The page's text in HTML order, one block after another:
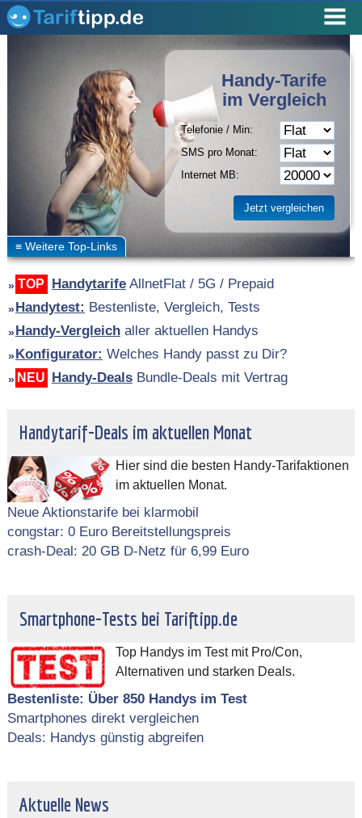
Handy-Tarife
im Vergleich
Telefonie / Min:
SMS pro Monat:
Internet MB:
TOP HandytarifeAllnetFlat / 5G / Prepaid
Handytest: Bestenliste, Vergleich, Tests
Handy-Vergleichaller aktuellen Handys
Konfigurator: Welches Handy passt zu Dir?
NEU Handy-DealsBundle-Deals mit Vertrag
Handytarif-Deals im aktuellen Monat
Hier sind die besten Handy-Tarifaktionen
im aktuellen Monat.
Neue Aktionstarife bei klarmobil
congstar: 0 Euro Bereitstellungspreis
crash-Deal: 20 GB D-Netz für 6,99 Euro
Smartphone-Tests bei Tariftipp.de
Top Handys im Test mit Pro/Con,
Alternativen und starken Deals.
Bestenliste: Über 850 Handys im Test
Smartphones direkt vergleichen
Deals: Handys günstig abgreifen
Aktuelle News